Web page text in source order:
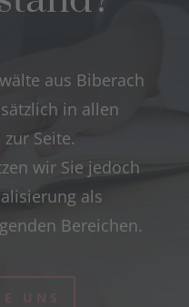
aus Biberach
in allen
Seite.
wir Sie jedoch
als
Bereichen.
UNS